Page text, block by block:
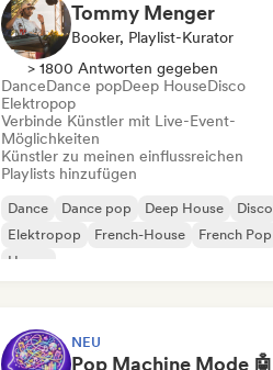
Tommy Menger
Booker, Playlist-Kurator
> 1800 Antworten gegeben
DanceDance popDeep HouseDisco
Elektropop
Verbinde Künstler mit Live-Event-
Möglichkeiten
Künstler zu meinen einflussreichen
Playlists hinzufügen
Dance Dance pop Deep House
Disco
Elektropop
French-House
French Pop
House
NEU